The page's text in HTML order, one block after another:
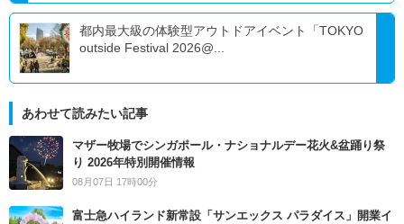
都内最大級の体験型アウトドアイベント「TOKYO
outside Festival 2026@...
あわせて読みたい記事
マザー牧場でシンガポール・ナショナルデー花火&盆踊り祭
り 2026年特別開催情報
08月07日 17時00分
富士急ハイランド新常設「サンエックス パラダイス」開業イ